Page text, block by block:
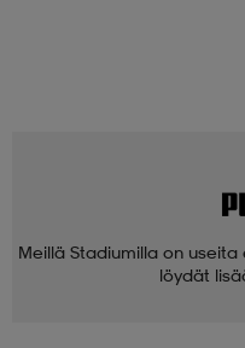
Meillä Stadiumilla on
löydät